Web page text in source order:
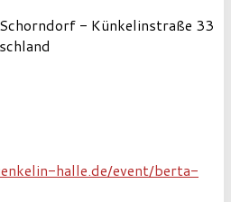
- Künkelinstraße 33
halle.de/event/berta-